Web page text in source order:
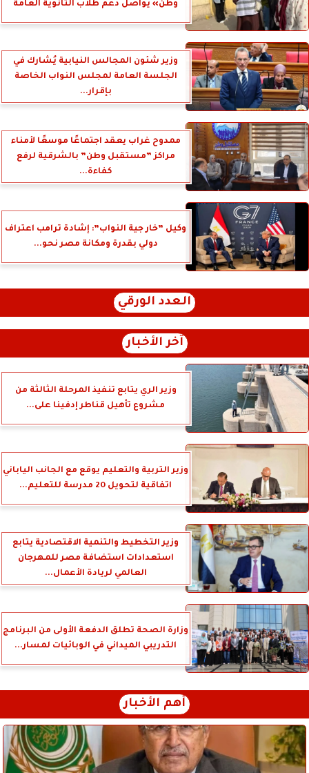
وطن» يواصل دعم طلاب الثانوية العامة
وزير شئون المجالس النيابية يُشارك في
الجلسة العامة لمجلس النواب الخاصة
بإقرار...
ممدوح غراب يعقد اجتماعًا موسعًا لأمناء
مراكز ”مستقبل وطن” بالشرقية لرفع
كفاءة...
وكيل ”خار جية النواب”: إشادة ترامب اعتراف
دولي بقدرة ومكانة مصر نحو...
العدد الورقي
آخر الأخبار
وزير الري يتابع تنفيذ المرحلة الثالثة من
مشروع تأهيل قناطر إدفينا على...
وزير التربية والتعليم يوقع مع الجانب الياباني
اتفاقية لتحويل 20 مدرسة للتعليم...
وزير التخطيط والتنمية الاقتصادية يتابع
استعدادات استضافة مصر للمهرجان
العالمي لريادة الأعمال...
وزارة الصحة تطلق الدفعة الأولى من البرنامج
التدريبي الميداني في الوبائيات لمسار...
أهم الأخبار